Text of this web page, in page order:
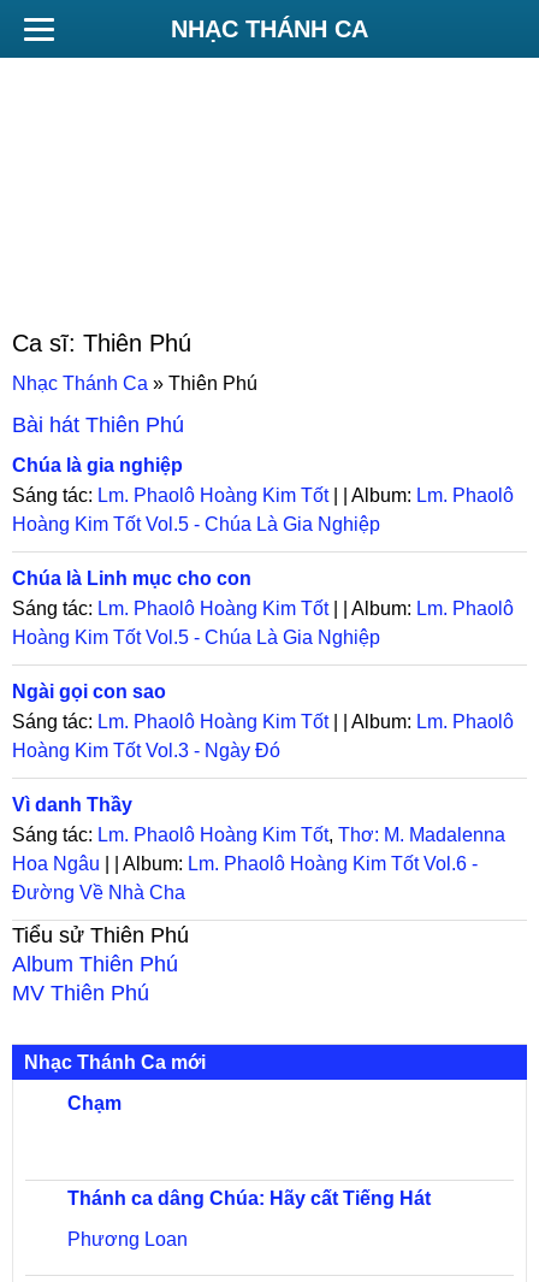
NHẠC THÁNH CA
Ca sĩ: Thiên Phú
Nhạc Thánh Ca » Thiên Phú
Bài hát Thiên Phú
Chúa là gia nghiệp
Sáng tác: Lm. Phaolô Hoàng Kim Tốt| | Album: Lm. Phaolô
Hoàng Kim Tốt Vol.5 - Chúa Là Gia Nghiệp
Chúa là Linh mục cho con
Sáng tác: Lm. Phaolô Hoàng Kim Tốt| | Album: Lm. Phaolô
Hoàng Kim Tốt Vol.5 - Chúa Là Gia Nghiệp
Ngài gọi con sao
Sáng tác: Lm. Phaolô Hoàng Kim Tốt| | Album: Lm. Phaolô
Hoàng Kim Tốt Vol.3 - Ngày Đó
Vì danh Thầy
Sáng tác: Lm. Phaolô Hoàng Kim Tốt, Thơ: M. Madalenna
Hoa Ngâu | | Album: Lm. Phaolô Hoàng Kim Tốt Vol.6 -
Đường Về Nhà Cha
Tiểu sử Thiên Phú
Album Thiên Phú
MV Thiên Phú
Nhạc Thánh Ca mới
Chạm
Thánh ca dâng Chúa: Hãy cất Tiếng Hát
Phương Loan